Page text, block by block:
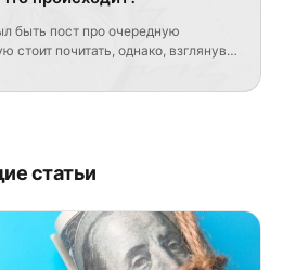
быть пост про очередную
стоит почитать, однако, взглянув
следит за ситуацией, рубль
статьи